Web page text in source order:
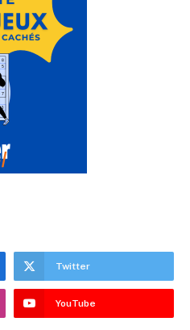
Twitter
YouTube